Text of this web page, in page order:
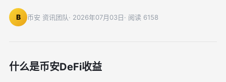
B 币安 资讯团队· 2026年07月03日· 阅读 6158
什么是币安DeFi收益